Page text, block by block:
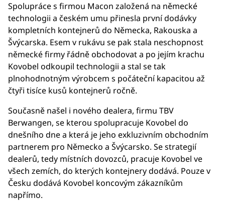
Spolupráce s firmou Macon založená na německé
technologii a českém umu přinesla první dodávky
kompletních kontejnerů do Německa, Rakouska a
Švýcarska. Esem v rukávu se pak stala neschopnost
německé firmy řádně obchodovat a po jejím krachu
Kovobel odkoupil technologii a stal se tak
plnohodnotným výrobcem s počáteční kapacitou až
čtyři tisíce kusů kontejnerů ročně.
Současně našel i nového dealera, firmu TBV
Berwangen, se kterou spolupracuje Kovobel do
dnešního dne a která je jeho exkluzivním obchodním
partnerem pro Německo a Švýcarsko. Se strategií
dealerů, tedy místních dovozců, pracuje Kovobel ve
všech zemích, do kterých kontejnery dodává. Pouze v
Česku dodává Kovobel koncovým zákazníkům
napřímo.